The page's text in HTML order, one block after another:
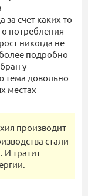
за счет каких то
потребления
никогда не
подробно
у
тема довольно
местах
производит
стали
И тратит